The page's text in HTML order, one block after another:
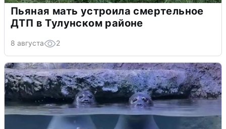
Пьяная мать устроила смертельное
ДТП в Тулунском районе
8 августа 2